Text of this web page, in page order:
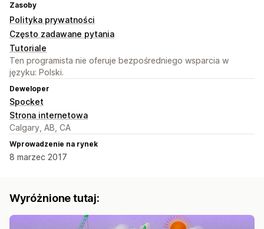
Zasoby
Polityka prywatności
Często zadawane pytania
Tutoriale
Ten programista nie oferuje bezpośredniego wsparcia w
języku: Polski.
Deweloper
Spocket
Strona internetowa
Calgary, AB, CA
Wprowadzenie na rynek
8 marzec 2017
Wyróżnione tutaj: